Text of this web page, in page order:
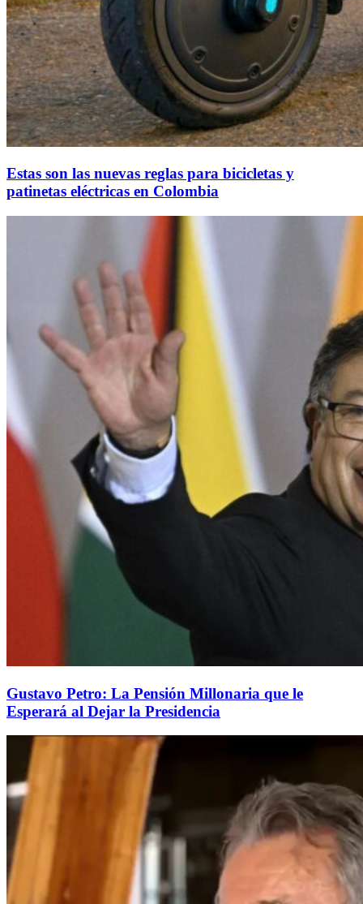
Estas son las nuevas reglas para bicicletas y
patinetas eléctricas en Colombia
Gustavo Petro: La Pensión Millonaria que le
Esperará al Dejar la Presidencia